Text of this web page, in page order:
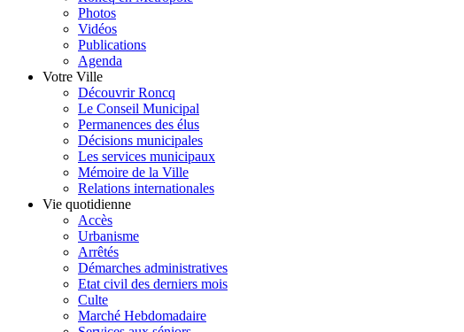
Photos
Vidéos
Publications
Agenda
Votre Ville
Découvrir Roncq
Le Conseil Municipal
Permanences des élus
Décisions municipales
Les services municipaux
Mémoire de la Ville
Relations internationales
Vie quotidienne
Accès
Urbanisme
Arrêtés
Démarches administratives
Etat civil des derniers mois
Culte
Marché Hebdomadaire